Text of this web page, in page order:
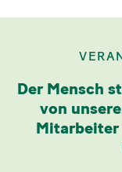
Der Mensch
von
Mitarbeiter